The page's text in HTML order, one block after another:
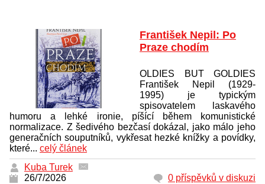
František Nepil: Po
Praze chodím
OLDIES BUT GOLDIES
František Nepil (1929-
1995) je typickým
spisovatelem laskavého
humoru a lehké ironie, píšící během komunistické
normalizace. Z šedivého bezčasí dokázal, jako málo jeho
generačních souputníků, vykřesat hezké knížky a povídky,
které... celý článek
Kuba Turek
26/7/2026
0 příspěvků v diskuzi